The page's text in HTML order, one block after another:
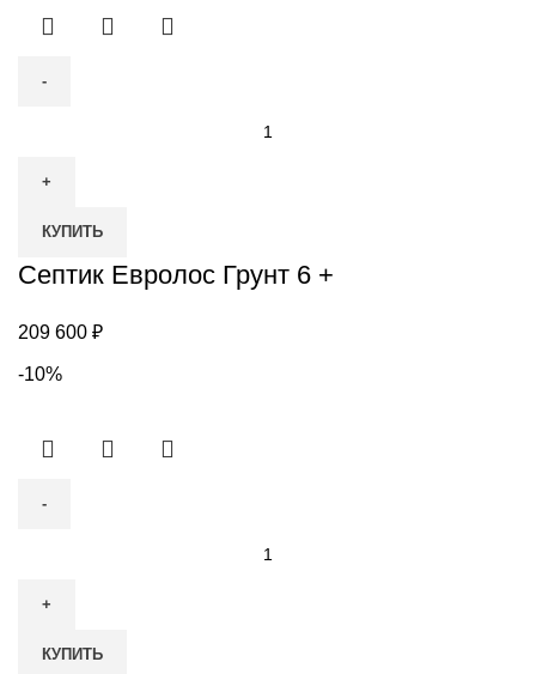
Септик
Грунт
6
КУПИТЬ
Септик Евролос Грунт 6 +
209 600 ₽
-10%
Септик
АкваКУПИТЬ